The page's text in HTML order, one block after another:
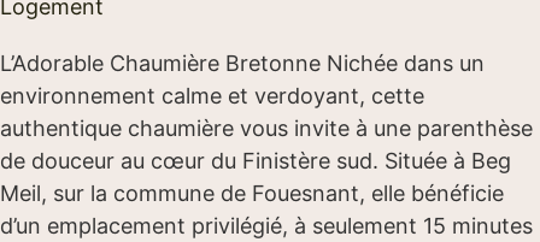
Logement
L’Adorable Chaumière Bretonne Nichée dans un
environnement calme et verdoyant, cette
authentique chaumière vous invite à une parenthèse
de douceur au cœur du Finistère sud. Située à Beg
Meil, sur la commune de Fouesnant, elle bénéficie
d’un emplacement privilégié, à seulement 15 minutes